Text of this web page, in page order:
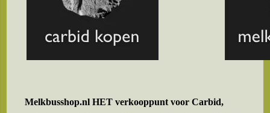
Melkbusshop.nl HET verkooppunt voorCarbid,